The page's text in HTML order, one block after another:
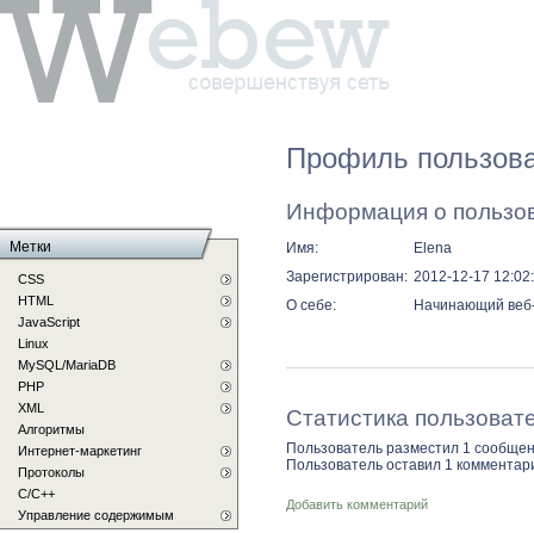
Профиль
Информация о
Имя:
Elena
Зарегистрирован: 2012-12-17
О себе:
Начинающий
Статистика
Пользователь разместил 1
Пользователь оставил 1
Добавить комментарий
Метки
CSS
HTML
JavaScript
Linux
MySQL/MariaDB
PHP
XML
Алгоритмы
Интернет-маркетинг
Протоколы
С/C++
Управление содержимым